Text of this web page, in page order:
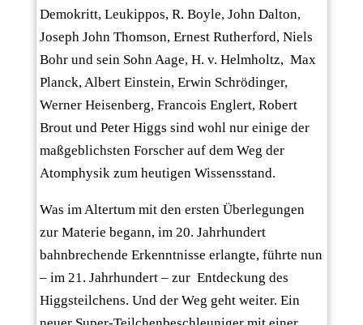
Demokritt, Leukippos, R. Boyle, John Dalton,
Joseph John Thomson, Ernest Rutherford, Niels
Bohr und sein Sohn Aage, H. v. Helmholtz, Max
Planck, Albert Einstein, Erwin Schrödinger,
Werner Heisenberg, Francois Englert, Robert
Brout und Peter Higgs sind wohl nur einige der
maßgeblichsten Forscher auf dem Weg der
Atomphysik zum heutigen Wissensstand.
Was im Altertum mit den ersten Überlegungen
zur Materie begann, im 20. Jahrhundert
bahnbrechende Erkenntnisse erlangte, führte nun
– im 21. Jahrhundert – zur Entdeckung des
Higgsteilchens. Und der Weg geht weiter. Ein